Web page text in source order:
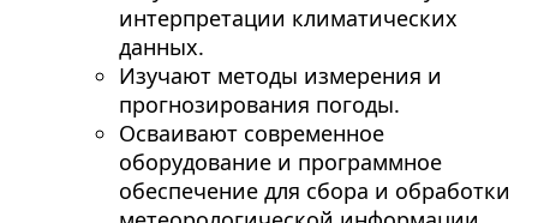
интерпретации климатических
данных.
Изучают методы измерения и
прогнозирования погоды.
Осваивают современное
оборудование и программное
обеспечение для сбора и обработки